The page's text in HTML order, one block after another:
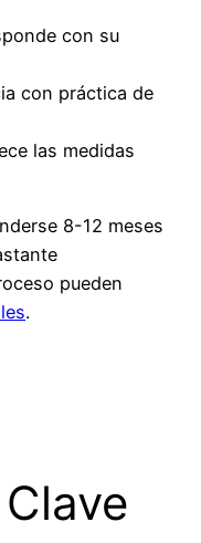
con su
con práctica de
las medidas
8-12 meses
pueden
.